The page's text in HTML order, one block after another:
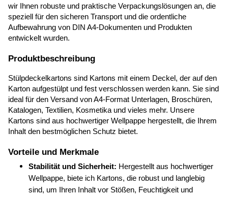
wir Ihnen robuste und praktische Verpackungslösungen an, die
speziell für den sicheren Transport und die ordentliche
Aufbewahrung von DIN A4-Dokumenten und Produkten
entwickelt wurden.
Produktbeschreibung
Stülpdeckelkartons sind Kartons mit einem Deckel, der auf den
Karton aufgestülpt und fest verschlossen werden kann. Sie sind
ideal für den Versand von A4-Format Unterlagen, Broschüren,
Katalogen, Textilien, Kosmetika und vieles mehr. Unsere
Kartons sind aus hochwertiger Wellpappe hergestellt, die Ihrem
Inhalt den bestmöglichen Schutz bietet.
Vorteile und Merkmale
Stabilität und Sicherheit: Hergestellt aus hochwertiger
Wellpappe, biete ich Kartons, die robust und langlebig
sind, um Ihren Inhalt vor Stößen, Feuchtigkeit und